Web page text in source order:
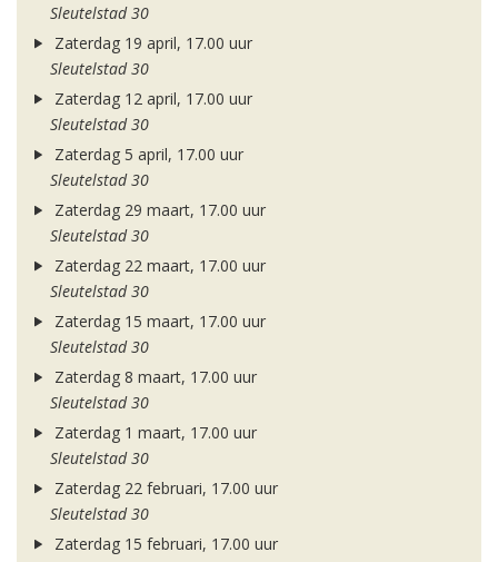
Sleutelstad 30
Zaterdag 19 april, 17.00 uur
Sleutelstad 30
Zaterdag 12 april, 17.00 uur
Sleutelstad 30
Zaterdag 5 april, 17.00 uur
Sleutelstad 30
Zaterdag 29 maart, 17.00 uur
Sleutelstad 30
Zaterdag 22 maart, 17.00 uur
Sleutelstad 30
Zaterdag 15 maart, 17.00 uur
Sleutelstad 30
Zaterdag 8 maart, 17.00 uur
Sleutelstad 30
Zaterdag 1 maart, 17.00 uur
Sleutelstad 30
Zaterdag 22 februari, 17.00 uur
Sleutelstad 30
Zaterdag 15 februari, 17.00 uur